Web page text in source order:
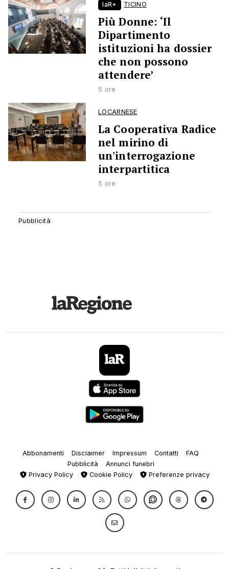
laR+ TICINO
Più Donne: ‘Il
Dipartimento
istituzioni ha dossier
che non possono
attendere’
5 ore
LOCARNESE
La Cooperativa Radice
nel mirino di
un'interrogazione
interpartitica
5 ore
Abbonamenti Disclaimer Impressum Contatti
FAQ
Pubblicità
Annunci funebri
Privacy Policy
Cookie Policy Preferenze privacy